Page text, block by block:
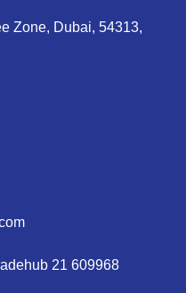
Zone, Dubai, 54313,
21 609968